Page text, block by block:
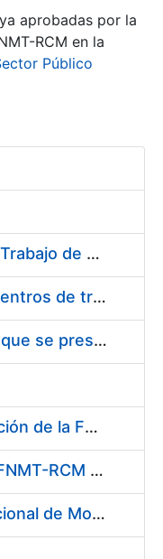
ya aprobadas por la
RCM en la
Público
Suministro de Protectores Auditivos a medida para las personas trabajadoras de los Centros de Trabajo de Madrid y Burgos
Suministro de gafas graduadas antiproyecciones para los trabajadores de la FNMT-RCM en los centros de trabajo de Madrid y Burgos
Servicios de una empresa externa para el asesoramiento y resolución de los recursos de alzada que se presentan relacionados con procesos de selección para la FNMT-RCM
Servicio de Calibración y Verificación Externa de los Equipos de Medición del Servicio de Prevención de la FNMT-RCM
Conexión mediante Fibra Óptica de los Centros de Proceso de Datos (CPDs) de las sedes de la FNMT-RCM de Burgos y Madrid
Contratación de acuerdo marco para el Suministro de Material de Electricidad para la Fábrica Nacional de Moneda y Timbre-Real Casa de la Moneda en su centro de trabajo de Burgos